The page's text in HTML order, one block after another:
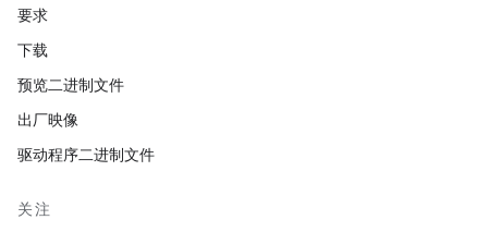
要求
下载
预览二进制文件
出厂映像
驱动程序二进制文件
关注